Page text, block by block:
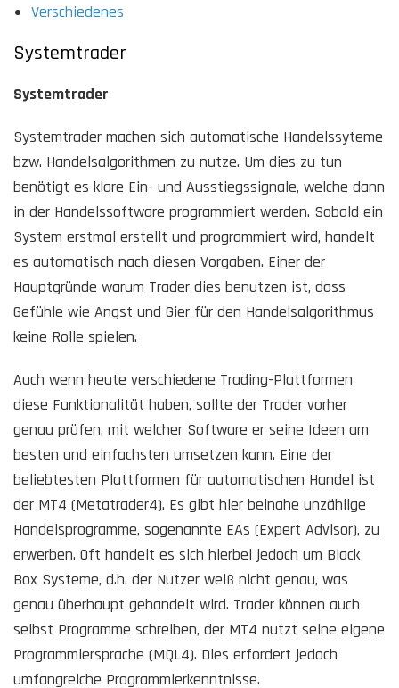
Verschiedenes
Systemtrader
Systemtrader
Systemtrader machen sich automatische Handelssyteme
bzw. Handelsalgorithmen zu nutze. Um dies zu tun
benötigt es klare Ein- und Ausstiegssignale, welche dann
in der Handelssoftware programmiert werden. Sobald ein
System erstmal erstellt und programmiert wird, handelt
es automatisch nach diesen Vorgaben. Einer der
Hauptgründe warum Trader dies benutzen ist, dass
Gefühle wie Angst und Gier für den Handelsalgorithmus
keine Rolle spielen.
Auch wenn heute verschiedene Trading-Plattformen
diese Funktionalität haben, sollte der Trader vorher
genau prüfen, mit welcher Software er seine Ideen am
besten und einfachsten umsetzen kann. Eine der
beliebtesten Plattformen für automatischen Handel ist
der MT4 (Metatrader4). Es gibt hier beinahe unzählige
Handelsprogramme, sogenannte EAs (Expert Advisor), zu
erwerben. Oft handelt es sich hierbei jedoch um Black
Box Systeme, d.h. der Nutzer weiß nicht genau, was
genau überhaupt gehandelt wird. Trader können auch
selbst Programme schreiben, der MT4 nutzt seine eigene
Programmiersprache (MQL4). Dies erfordert jedoch
umfangreiche Programmierkenntnisse.